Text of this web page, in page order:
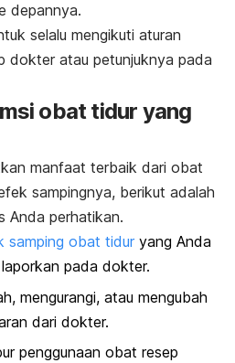
depannya.
selalu mengikuti aturan
dokter atau petunjuknya pada
obat tidur yang
manfaat terbaik dari obat
sampingnya, berikut adalah
Anda perhatikan.
samping obat tidur yang Anda
pada dokter.
mengurangi, atau mengubah
dari dokter.
penggunaan obat resep